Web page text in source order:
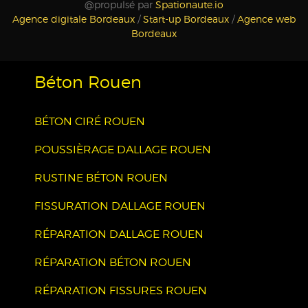
@propulsé par Spationaute.io
Agence digitale Bordeaux /Start-up Bordeaux /Agence web
Bordeaux
Béton Rouen
BÉTON CIRÉ ROUEN
POUSSIÈRAGE DALLAGE ROUEN
RUSTINE BÉTON ROUEN
FISSURATION DALLAGE ROUEN
RÉPARATION DALLAGE ROUEN
RÉPARATION BÉTON ROUEN
RÉPARATION FISSURES ROUEN